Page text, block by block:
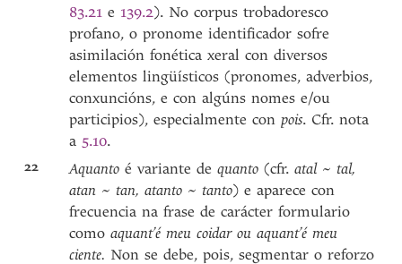
83.21 e 139.2). No corpus trobadoresco
profano, o pronome identificador sofre
asimilación fonética xeral con diversos
elementos lingüísticos (pronomes, adverbios,
conxuncións, e con algúns nomes e/ou
participios), especialmente conpois. Cfr. nota
a 5.10.
22 Aquantoé variante dequanto(cfr.atal ~tal,
atan ~tan, atanto ~tanto) e aparece con
frecuencia na frase de carácter formulario
comoaquant’é meu coidar ou aquant’é meu
ciente. Non se debe, pois, segmentar o reforzo